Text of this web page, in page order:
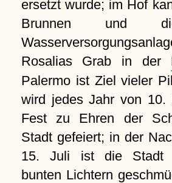
ersetzt wurde; im Hof
Brunnen und
Rosalias Grab in der
Palermo ist Ziel vieler
wird jedes Jahr von
Fest zu Ehren der
Stadt gefeiert; in der
15. Juli ist die Stadt
bunten Lichtern